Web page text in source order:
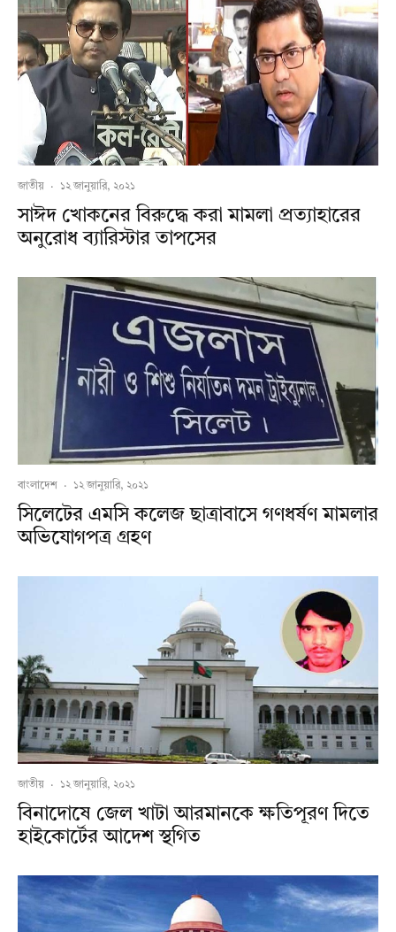
জাতীয় · ১২ জানুয়ারি, ২০২১
সাঈদ খোকনের বিরুদ্ধে করা মামলা প্রত্যাহারের
অনুরোধ ব্যারিস্টার তাপসের
বাংলাদেশ · ১২ জানুয়ারি, ২০২১
সিলেটের এমসি কলেজ ছাত্রাবাসে গণধর্ষণ মামলার
অভিযোগপত্র গ্রহণ
জাতীয় · ১২ জানুয়ারি, ২০২১
বিনাদোষে জেল খাটা আরমানকে ক্ষতিপূরণ দিতে
হাইকোর্টের আদেশ স্থগিত